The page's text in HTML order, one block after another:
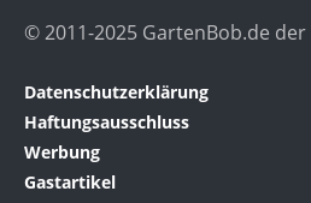
© 2011-2025 GartenBob.de
Datenschutzerklärung
Haftungsausschluss
Werbung
Gastartikel